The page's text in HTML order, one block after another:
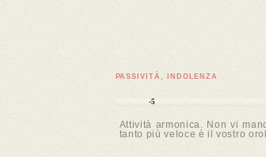
PASSIVITÀ, INDOLENZA
-5
Attività armonica. Non vi
tanto più veloce è il vostro